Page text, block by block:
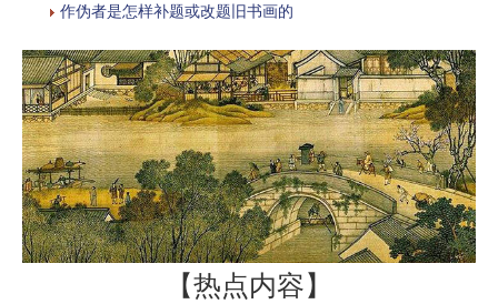
作伪者是怎样补题或改题旧书画的
【热点内容】